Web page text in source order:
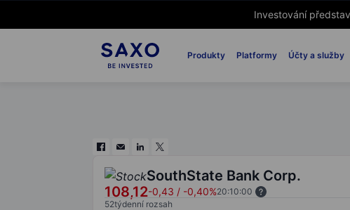
Investování
Produkty Platformy Účty a služby
SouthState Bank Corp.
108,12-0,43 / -0,40%20:10:00
52týdenní rozsah